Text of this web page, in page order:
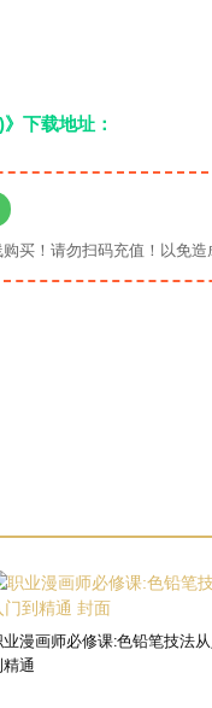
下载地址：
买！请勿扫码充值！以免
业漫画师必修课:色铅笔技法
精通